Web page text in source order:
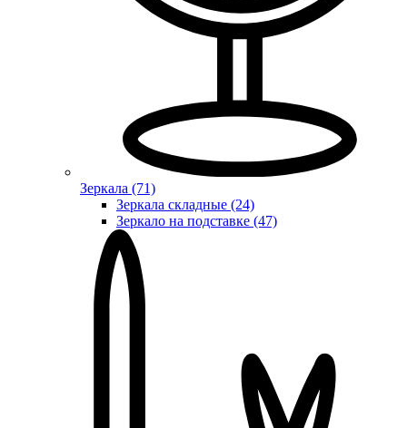
Зеркала (71)
Зеркала складные (24)
Зеркало на подставке (47)